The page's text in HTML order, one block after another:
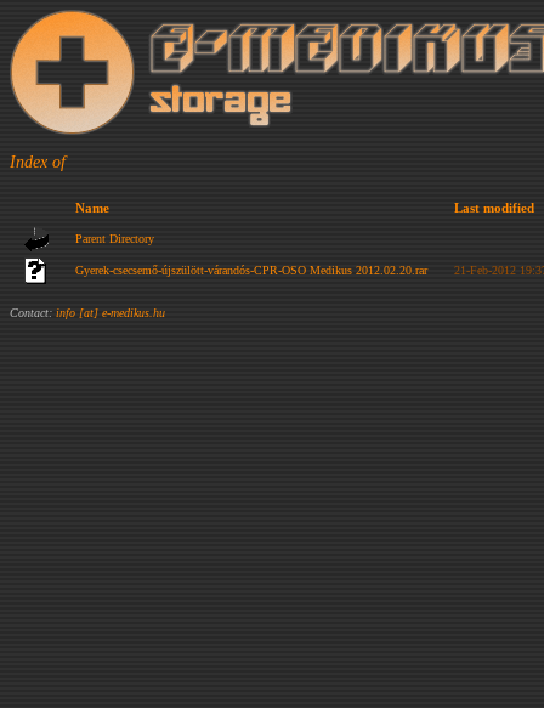
Index of
Name Last modified
Parent Directory
Gyerek-csecsemő-újszülött-várandós-CPR-OSO Medikus 2012.02.20.rar 21-Feb-2012
Contact: info [at] e-medikus.hu